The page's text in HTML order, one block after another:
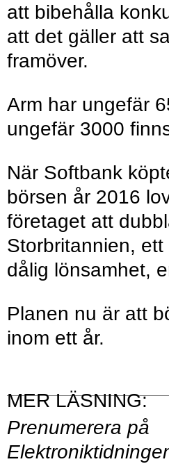
att bibehålla
att det gäller att
framöver.
Arm har ungefär
ungefär 3000
När Softbank
börsen år 2016
företaget att
Storbritannien,
dålig lönsamhet,
Planen nu är att
inom ett år.
Prenumerera på